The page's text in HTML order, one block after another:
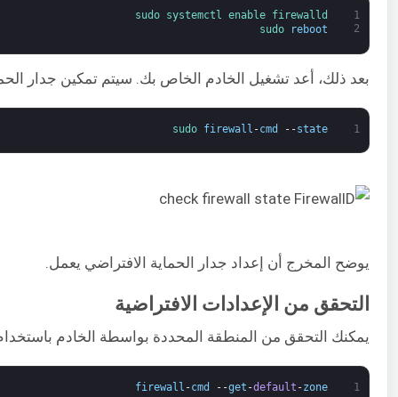
1
2
sudo systemctl enable firewalld
sudo
reboot
بعد ذلك، أعد تشغيل الخادم الخاص بك. سيتم تمكين جدار
1
sudo firewall -cmd --state
يوضح المخرج أن إعداد جدار الحماية الافتراضي يعمل.
التحقق من الإعدادات الافتراضية
يمكنك التحقق من المنطقة المحددة بواسطة الخادم
1
firewall -cmd --get -default -zone